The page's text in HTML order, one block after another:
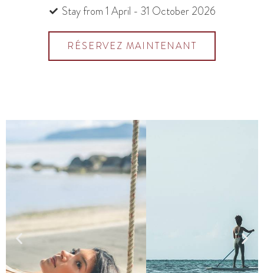
Stay from 1 April - 31 October 2026
RÉSERVEZ MAINTENANT